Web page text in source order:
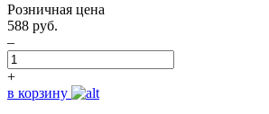
Розничная цена
588 руб.
–
+
в корзину